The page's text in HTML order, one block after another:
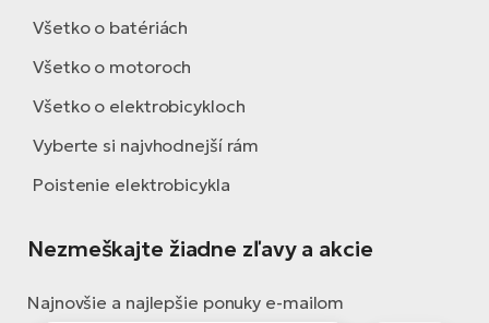
Všetko o batériách
Všetko o motoroch
Všetko o elektrobicykloch
Vyberte si najvhodnejší rám
Poistenie elektrobicykla
Nezmeškajte žiadne zľavy a akcie
Najnovšie a najlepšie ponuky e-mailom